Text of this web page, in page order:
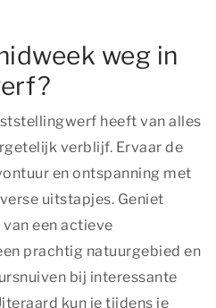
weg in
heeft van alles
verblijf. Ervaar de
en ontspanning met
uitstapjes. Geniet
een actieve
prachtig natuurgebied en
bij interessante
kun je tijdens je